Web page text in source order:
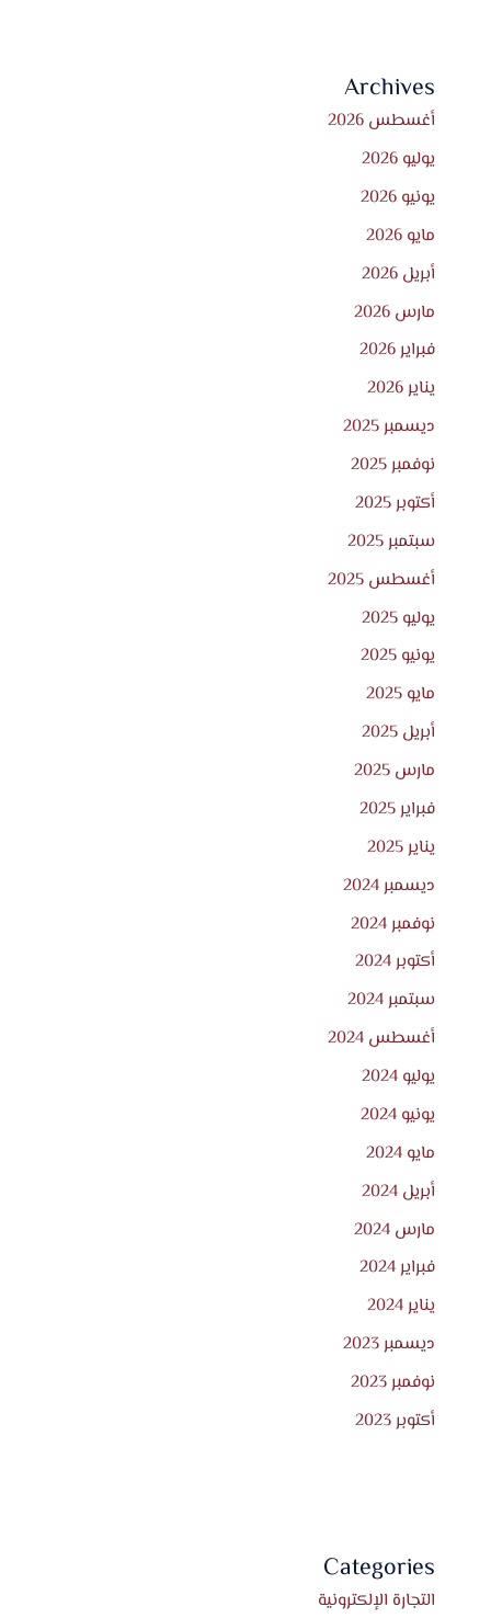
Archives
أغسطس 2026
يوليو 2026
يونيو 2026
مايو 2026
أبريل 2026
مارس 2026
فبراير 2026
يناير 2026
ديسمبر 2025
نوفمبر 2025
أكتوبر 2025
سبتمبر 2025
أغسطس 2025
يوليو 2025
يونيو 2025
مايو 2025
أبريل 2025
مارس 2025
فبراير 2025
يناير 2025
ديسمبر 2024
نوفمبر 2024
أكتوبر 2024
سبتمبر 2024
أغسطس 2024
يوليو 2024
يونيو 2024
مايو 2024
أبريل 2024
مارس 2024
فبراير 2024
يناير 2024
ديسمبر 2023
نوفمبر 2023
أكتوبر 2023
Categories
التجارة الإلكترونية